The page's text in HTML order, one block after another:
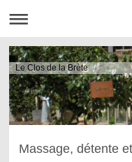
Le Clos de la Brète
Massage, détente